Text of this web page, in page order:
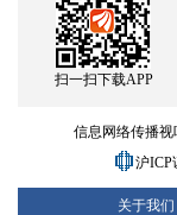
扫一扫下载APP
信息网络传播视
沪ICP
关于我们